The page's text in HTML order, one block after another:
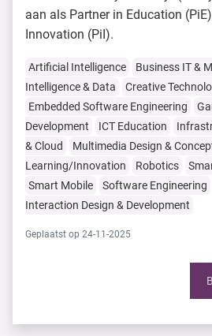
aan als Partner in Education
Innovation (PiI).
Artificial Intelligence Business IT &
Intelligence & Data
Creative
Embedded Software Engineering
Development
ICT Education
& Cloud
Multimedia Design &
Learning/Innovation
Robotics
Smart Mobile
Software Engineering
Interaction Design & Development
Geplaatst op 24-11-2025